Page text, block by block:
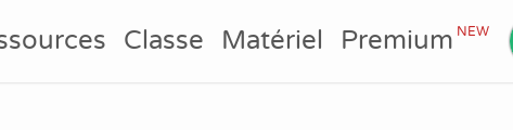
Classe Matériel PremiumNEW